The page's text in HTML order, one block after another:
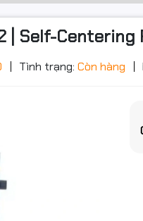
| Self-Centering
Tình trạng: Còn hàng
Đặt trước